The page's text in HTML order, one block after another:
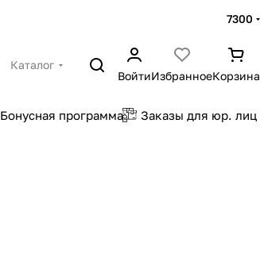
7300
Каталог
ВойтиИзбранноеКорзина
Бонусная программа Заказы для юр. лиц